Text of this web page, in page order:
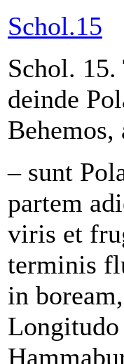
Schol.15
Schol.
deinde
Behemos,
– sunt
partem
viris et
terminis
in